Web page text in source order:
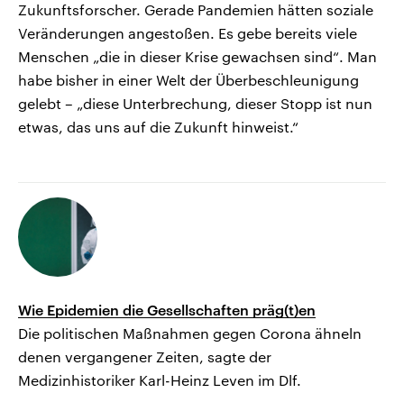
Zukunftsforscher. Gerade Pandemien hätten soziale
Veränderungen angestoßen. Es gebe bereits viele
Menschen „die in dieser Krise gewachsen sind“. Man
habe bisher in einer Welt der Überbeschleunigung
gelebt – „diese Unterbrechung, dieser Stopp ist nun
etwas, das uns auf die Zukunft hinweist.“
Wie Epidemien die Gesellschaften präg(t)en
Die politischen Maßnahmen gegen Corona ähneln
denen vergangener Zeiten, sagte der
Medizinhistoriker Karl-Heinz Leven im Dlf.